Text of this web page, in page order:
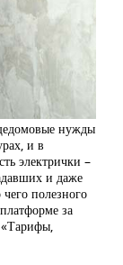
нужды
и в
электрички –
и даже
полезного
за
«Тарифы,